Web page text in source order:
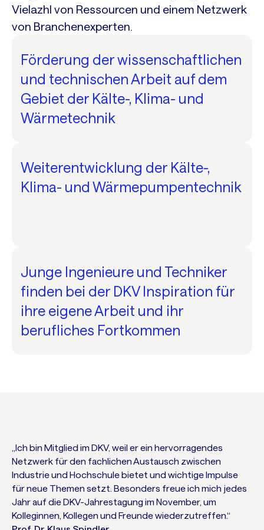
Vielazhl von Ressourcen und einem Netzwerk
von Branchenexperten.
Förderung der wissenschaftlichen
und technischen Arbeit auf dem
Gebiet der Kälte-, Klima- und
Wärmetechnik
Weiterentwicklung der Kälte-,
Klima- und Wärmepumpentechnik
Junge Ingenieure und Techniker
finden bei der DKV Inspiration für
ihre eigene Arbeit und ihr
berufliches Fortkommen
„Ich bin Mitglied im DKV, weil er ein hervorragendes
Netzwerk für den fachlichen Austausch zwischen
Industrie und Hochschule bietet und wichtige Impulse
für neue Themen setzt. Besonders freue ich mich jedes
Jahr auf die DKV-Jahrestagung im November, um
Kolleginnen, Kollegen und Freunde wiederzutreffen.“